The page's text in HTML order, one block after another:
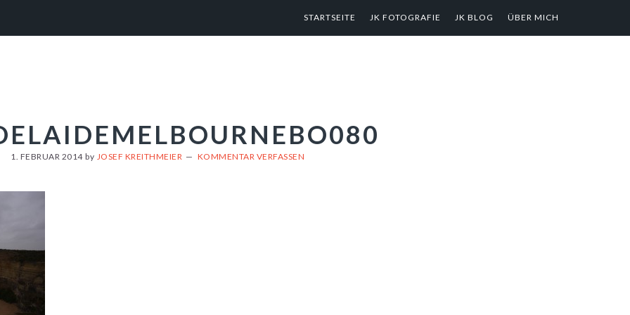
STARTSEITE JK FOTOGRAFIE JK BLOG ÜBER MICH
1. FEBRUAR 2014by JOSEF KREITHMEIER KOMMENTAR VERFASSEN